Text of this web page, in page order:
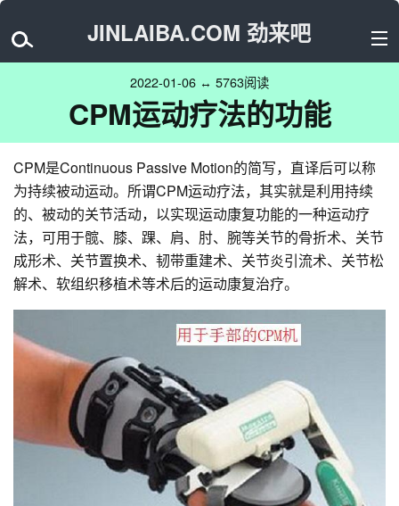
JINLAIBA.COM 劲来吧
2022-01-06 ↔ 5763阅读
CPM运动疗法的功能
CPM是Continuous Passive Motion的简写，直译后可以称
为持续被动运动。所谓CPM运动疗法，其实就是利用持续
的、被动的关节活动，以实现运动康复功能的一种运动疗
法，可用于髋、膝、踝、肩、肘、腕等关节的骨折术、关节
成形术、关节置换术、韧带重建术、关节炎引流术、关节松
解术、软组织移植术等术后的运动康复治疗。